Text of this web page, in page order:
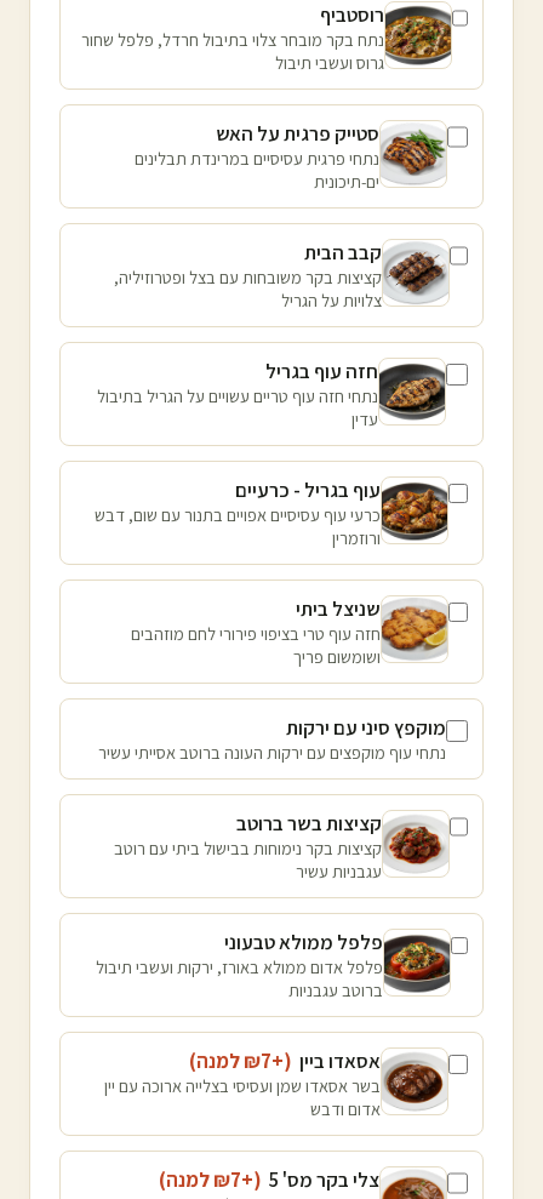
רוסטביף
נתח בקר מובחר צלוי בתיבול חרדל, פלפל שחור
גרוס ועשבי תיבול
סטייק פרגית על האש
נתחי פרגית עסיסיים במרינדת תבלינים
ים-תיכונית
קבב הבית
קציצות בקר משובחות עם בצל ופטרוזיליה,
צלויות על הגריל
חזה עוף בגריל
נתחי חזה עוף טריים עשויים על הגריל בתיבול
עדין
עוף בגריל - כרעיים
כרעי עוף עסיסיים אפויים בתנור עם שום, דבש
ורוזמרין
שניצל ביתי
חזה עוף טרי בציפוי פירורי לחם מוזהבים
ושומשום פריך
מוקפץ סיני עם ירקות
נתחי עוף מוקפצים עם ירקות העונה ברוטב אסייתי עשיר
קציצות בשר ברוטב
קציצות בקר נימוחות בבישול ביתי עם רוטב
עגבניות עשיר
פלפל ממולא טבעוני
פלפל אדום ממולא באורז, ירקות ועשבי תיבול
ברוטב עגבניות
אסאדו ביין (+₪
7 למנה)
בשר אסאדו שמן ועסיסי בצלייה ארוכה עם יין
אדום ודבש
צלי בקר מס' 5 (+₪
7 למנה)